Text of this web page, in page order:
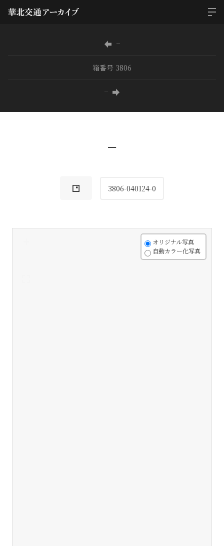
−
箱番号 3806
−
−
3806-040124-0
オリジナル写真
自動カラー化写真